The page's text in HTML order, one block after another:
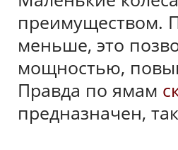
преимуществом.
меньше, это
мощностью,
Правда по ямам
предназначен,